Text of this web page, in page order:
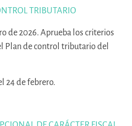
TRIBUTARIO
de 2026. Aprueba los criterios
Plan de control tributario del
24 de febrero.